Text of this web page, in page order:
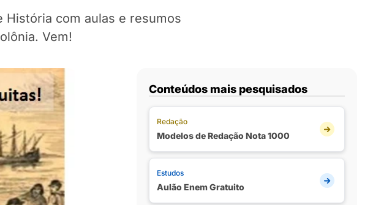
História com aulas e resumos
Vem!
Conteúdos mais pesquisados
Redação
Modelos de Redação Nota 1000
Estudos
Aulão Enem Gratuito